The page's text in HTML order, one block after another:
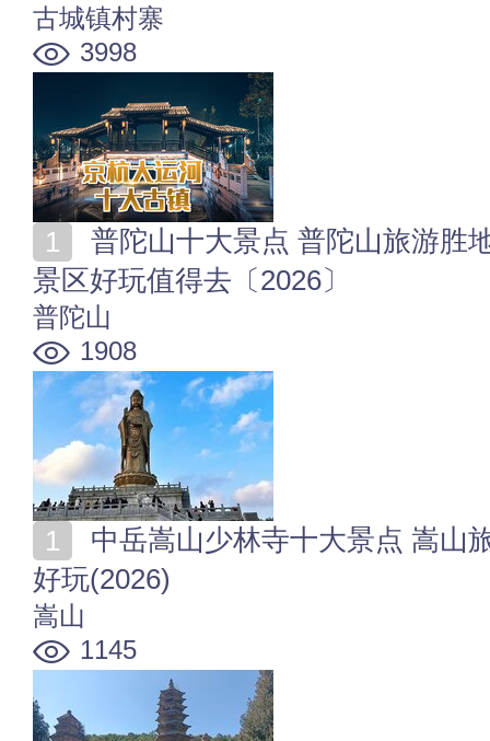
古城镇村寨
3998
景区好玩值得去〔2026〕
普陀山
1908
好玩(2026)
嵩山
1145